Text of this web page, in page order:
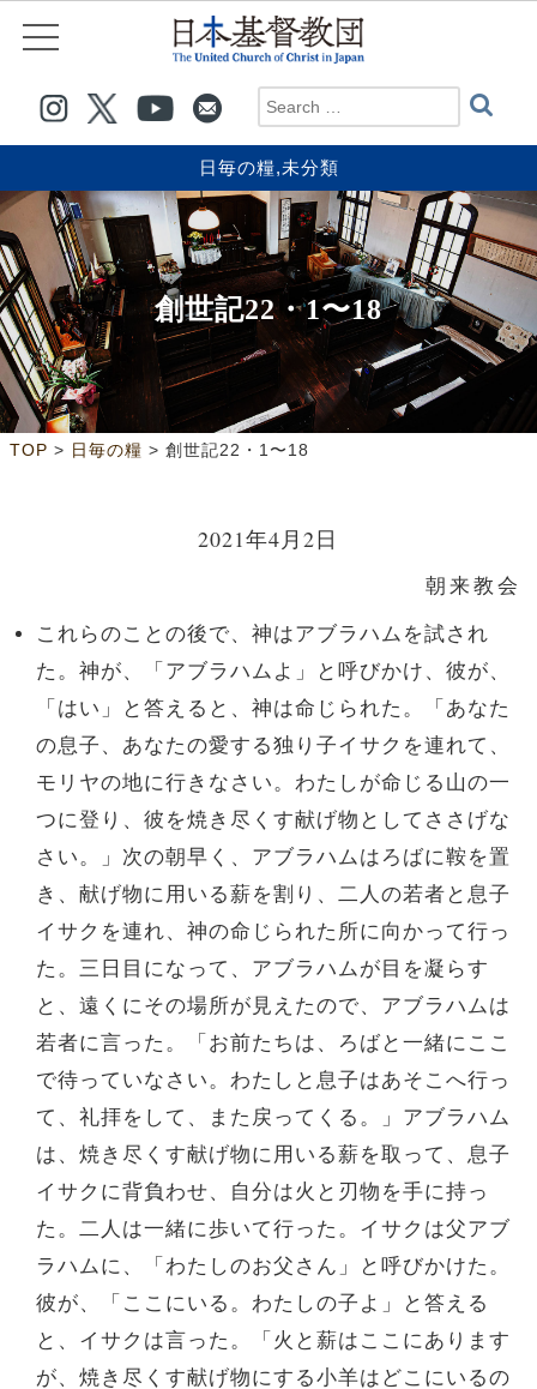
日毎の糧,未分類
創世記22・1〜18
TOP > 日毎の糧 > 創世記22・1〜18
2021年4月2日
朝来教会
これらのことの後で、神はアブラハムを試され
た。神が、「アブラハムよ」と呼びかけ、彼が、
「はい」と答えると、神は命じられた。「あなた
の息子、あなたの愛する独り子イサクを連れて、
モリヤの地に行きなさい。わたしが命じる山の一
つに登り、彼を焼き尽くす献げ物としてささげな
さい。」次の朝早く、アブラハムはろばに鞍を置
き、献げ物に用いる薪を割り、二人の若者と息子
イサクを連れ、神の命じられた所に向かって行っ
た。三日目になって、アブラハムが目を凝らす
と、遠くにその場所が見えたので、アブラハムは
若者に言った。「お前たちは、ろばと一緒にここ
で待っていなさい。わたしと息子はあそこへ行っ
て、礼拝をして、また戻ってくる。」アブラハム
は、焼き尽くす献げ物に用いる薪を取って、息子
イサクに背負わせ、自分は火と刃物を手に持っ
た。二人は一緒に歩いて行った。イサクは父アブ
ラハムに、「わたしのお父さん」と呼びかけた。
彼が、「ここにいる。わたしの子よ」と答える
と、イサクは言った。「火と薪はここにあります
が、焼き尽くす献げ物にする小羊はどこにいるの